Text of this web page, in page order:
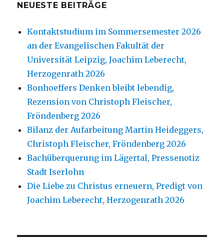
NEUESTE BEITRÄGE
Kontaktstudium im Sommersemester 2026
an der Evangelischen Fakultät der
Universität Leipzig, Joachim Leberecht,
Herzogenrath 2026
Bonhoeffers Denken bleibt lebendig,
Rezension von Christoph Fleischer,
Fröndenberg 2026
Bilanz der Aufarbeitung Martin Heideggers,
Christoph Fleischer, Fröndenberg 2026
Bachüberquerung im Lägertal, Pressenotiz
Stadt Iserlohn
Die Liebe zu Christus erneuern, Predigt von
Joachim Leberecht, Herzogenrath 2026